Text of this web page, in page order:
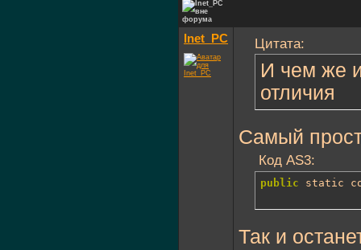
Inet_PC Цитата:
И чем же
отличия
Самый
Код AS3:
public static
Так и